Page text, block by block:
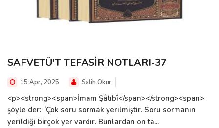
SAFVETÜ'T TEFASİR NOTLARI-37
15 Apr, 2025 Salih Okur
<p><strong><span>İmam Şâtıbî</span></strong><span>
şöyle der: “Çok soru sormak yerilmiştir. Soru sormanın
yerildiği birçok yer vardır. Bunlardan on ta...